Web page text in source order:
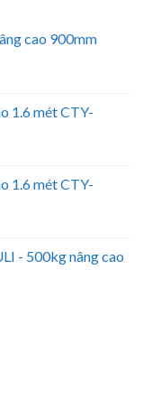
cao 900mm
1.6 mét CTY-
1.6 mét CTY-
- 500kg nâng cao